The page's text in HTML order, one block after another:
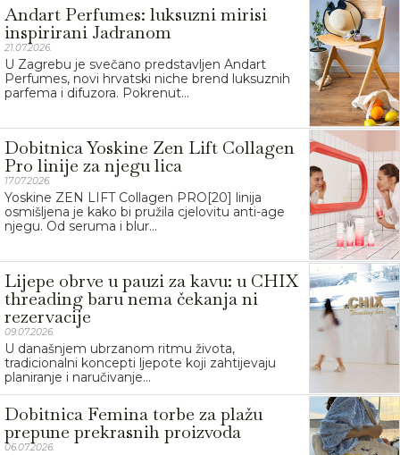
Andart Perfumes: luksuzni mirisi
inspirirani Jadranom
21.07.2026.
U Zagrebu je svečano predstavljen Andart
Perfumes, novi hrvatski niche brend luksuznih
parfema i difuzora. Pokrenut...
Dobitnica Yoskine Zen Lift Collagen
Pro linije za njegu lica
17.07.2026.
Yoskine ZEN LIFT Collagen PRO[20] linija
osmišljena je kako bi pružila cjelovitu anti-age
njegu. Od seruma i blur...
Lijepe obrve u pauzi za kavu: u CHIX
threading baru nema čekanja ni
rezervacije
09.07.2026.
U današnjem ubrzanom ritmu života,
tradicionalni koncepti ljepote koji zahtijevaju
planiranje i naručivanje...
Dobitnica Femina torbe za plažu
prepune prekrasnih proizvoda
06.07.2026.